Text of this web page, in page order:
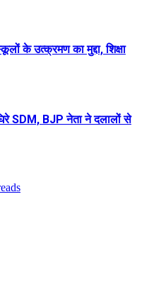
के उत्क्रमण का मुद्दा, शिक्षा
SDM, BJP नेता ने दलालों से